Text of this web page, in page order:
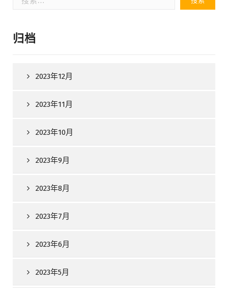
归档
2023年12月
2023年11月
2023年10月
2023年9月
2023年8月
2023年7月
2023年6月
2023年5月